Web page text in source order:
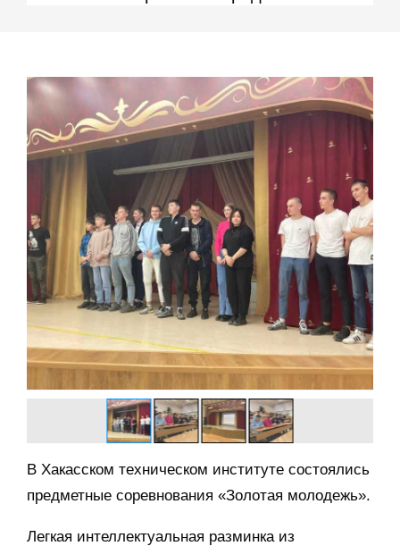
В Хакасском техническом институте состоялись
предметные соревнования «Золотая молодежь».
Легкая интеллектуальная разминка из